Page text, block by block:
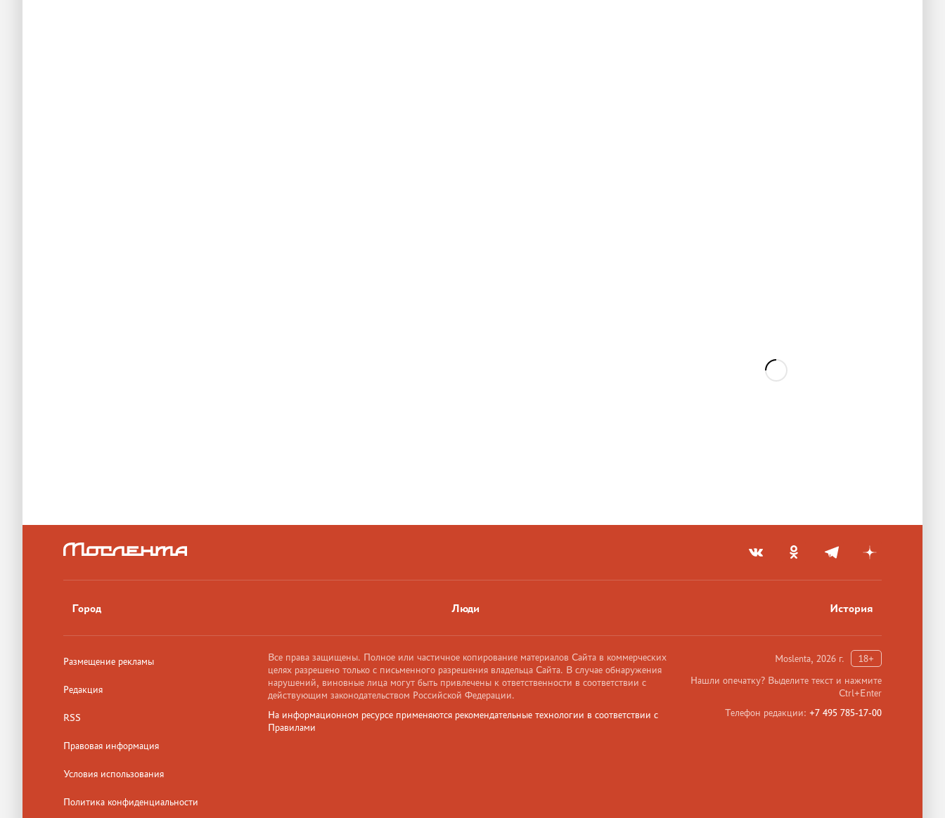
Город Люди История
Размещение рекламы
Редакция
RSS
Правовая информация
Условия использования
Политика конфиденциальности
Moslenta, 2026 г.
18+
Нашли опечатку? Выделите текст и нажмите
Ctrl+Enter
Телефон редакции: +7 495 785-17-00
Все права защищены. Полное или частичное копирование материалов Сайта в коммерческих
целях разрешено только с письменного разрешения владельца Сайта. В случае обнаружения
нарушений, виновные лица могут быть привлечены к ответственности в соответствии с
действующим законодательством Российской Федерации.
На информационном ресурсе применяются рекомендательные технологии в соответствии с
Правилами